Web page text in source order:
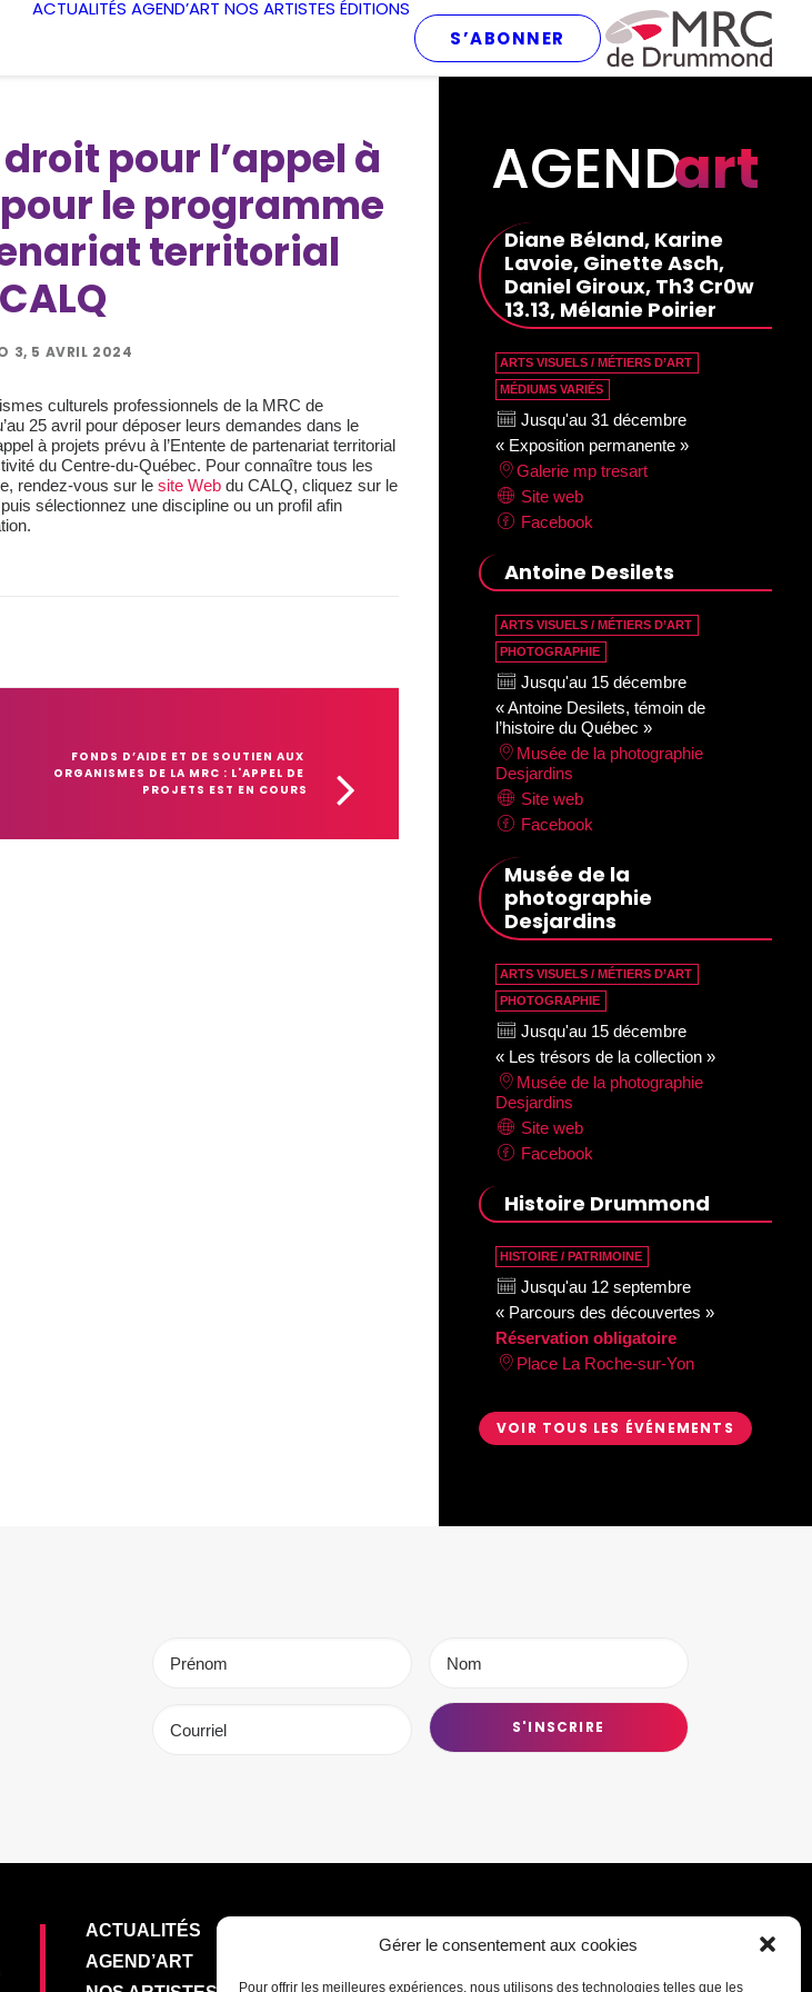
Gérer le consentement aux cookies
Pour offrir les meilleures expériences, nous utilisons des technologies telles que les
ACTUALITÉS AGEND’ART NOS ARTISTES ÉDITIONS
S’ABONNER
pour l’appel à
le programme
territorial
3, 5 AVRIL 2024
culturels professionnels de la MRC de
25 avril pour déposer leurs demandes dans le
à projets prévu à l’Entente de partenariat territorial
du Centre-du-Québec. Pour connaître tous les
rendez-vous sur le site Webdu CALQ, cliquez sur le
sélectionnez une discipline ou un profil afin
FONDS D’AIDE ET DE SOUTIEN AUX
ORGANISMES DE LA MRC : L'APPEL DE
PROJETS EST EN COURS
AGENDart
Diane Béland, Karine
Lavoie, Ginette Asch,
Daniel Giroux, Th3 Cr0w
13.13, Mélanie Poirier
ARTS VISUELS / MÉTIERS D’ART
MÉDIUMS VARIÉS
Jusqu'au 31 décembre
« Exposition permanente »
Galerie mp tresart
Site web
Facebook
Antoine Desilets
ARTS VISUELS / MÉTIERS D’ART
PHOTOGRAPHIE
Jusqu'au 15 décembre
« Antoine Desilets, témoin de
l’histoire du Québec »
Musée de la photographie
Desjardins
Site web
Facebook
Musée de la
photographie
Desjardins
ARTS VISUELS / MÉTIERS D’ART
PHOTOGRAPHIE
Jusqu'au 15 décembre
« Les trésors de la collection »
Musée de la photographie
Desjardins
Site web
Facebook
Histoire Drummond
HISTOIRE / PATRIMOINE
Jusqu'au 12 septembre
« Parcours des découvertes »
Réservation obligatoire
Place La Roche-sur-Yon
VOIR TOUS LES ÉVÉNEMENTS
ACTUALITÉS
AGEND’ART